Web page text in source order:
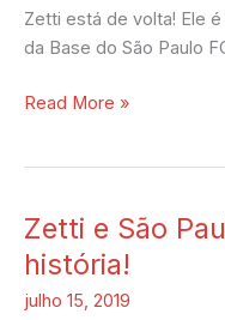
Zetti está de volta! Ele
da Base do São Paulo
Read More »
Zetti e São
história!
julho 15, 2019
Zetti
e
Paulo